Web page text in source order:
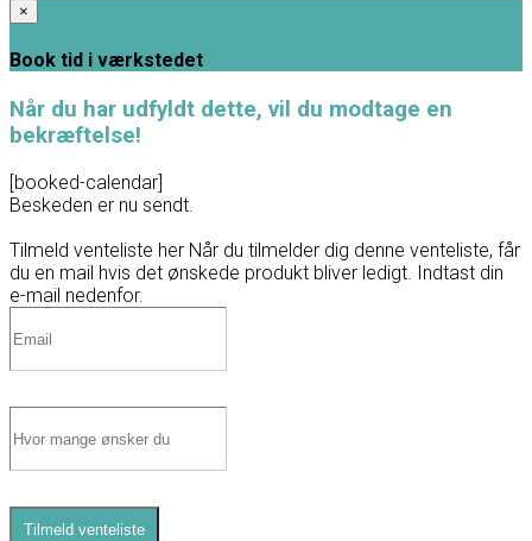
×
Book tid i værkstedet
Når du har udfyldt dette, vil du modtage en
bekræftelse!
[booked-calendar]
Beskeden er nu sendt.
Tilmeld venteliste her Når du tilmelder dig denne venteliste, får
du en mail hvis det ønskede produkt bliver ledigt. Indtast din
e-mail nedenfor.
Tilmeld venteliste